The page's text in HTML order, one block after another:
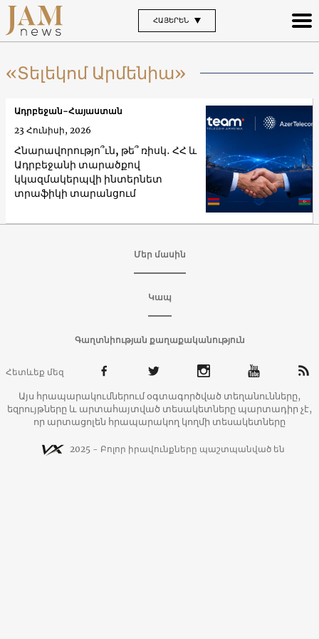
ՀԱՅԵՐԵՆ
«Տելեկոմ Արմենիա»
Հնարավորությո՞ւն, թե՞ ռիսկ․ ՀՀ և
Ադրբեջանի տարածքով
կկազմակերպվի ինտերնետ
տրաֆիկի տարանցում
Ադրբեջան-Հայաստան
23 Հունիսի, 2026
Մեր մասին
Կապ
Գաղտնիության քաղաքականություն
Հետևեք մեզ
Այս հրապարակումներում օգտագործված տեղանունները,
եզրույթները և արտահայտված տեսակետները պարտադիր չէ,
որ արտացոլեն հրապարակող կողմի տեսակետները
2025 - Բոլոր իրավունքները պաշտպանված են